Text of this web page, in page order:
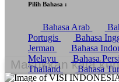
Pilih Bahasa :
Bahasa Arab
Portugis
Bahasa
Jerman
Bahasa
Melayu
Bahasa
Thailand
Bahasa